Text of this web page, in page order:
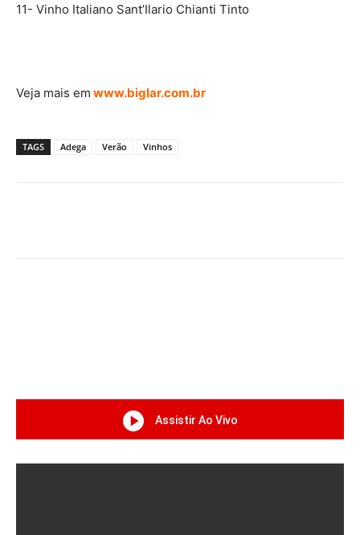
11- Vinho Italiano Sant’Ilario Chianti Tinto
Veja mais em www.biglar.com.br
TAGS Adega Verão Vinhos
Assistir Ao Vivo